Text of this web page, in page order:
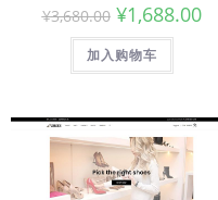
¥3,680.00 ¥1,688.00
加入购物车